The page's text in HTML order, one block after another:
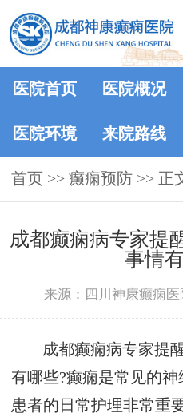
医院首页 医院概况
医院环境 来院路线
首页 >> 癫痫预防 >> 正
成都癫痫病专家提
事情
来源：四川神康癫痫医
成都癫痫病专家提
有哪些?癫痫是常见的
患者的日常护理非常重